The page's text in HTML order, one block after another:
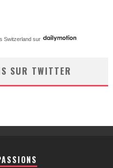
Switzerland sur
SUR TWITTER